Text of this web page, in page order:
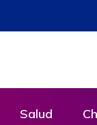
Salud